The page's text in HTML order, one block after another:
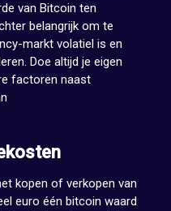
van Bitcoin ten
belangrijk om te
markt volatiel is en
Doe altijd je eigen
factoren naast
kopen of verkopen van
euro één bitcoin waard